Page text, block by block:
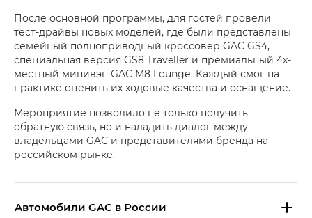
После основной программы, для гостей провели
тест-драйвы новых моделей, где были представлены
семейный полноприводный кроссовер GAC GS4,
специальная версия GS8 Traveller и премиальный 4х-
местный минивэн GAC M8 Loungе. Каждый смог на
практике оценить их ходовые качества и оснащение.
Мероприятие позволило не только получить
обратную связь, но и наладить диалог между
владельцами GAC и представителями бренда на
российском рынке.
Aвтомобили GAC в России